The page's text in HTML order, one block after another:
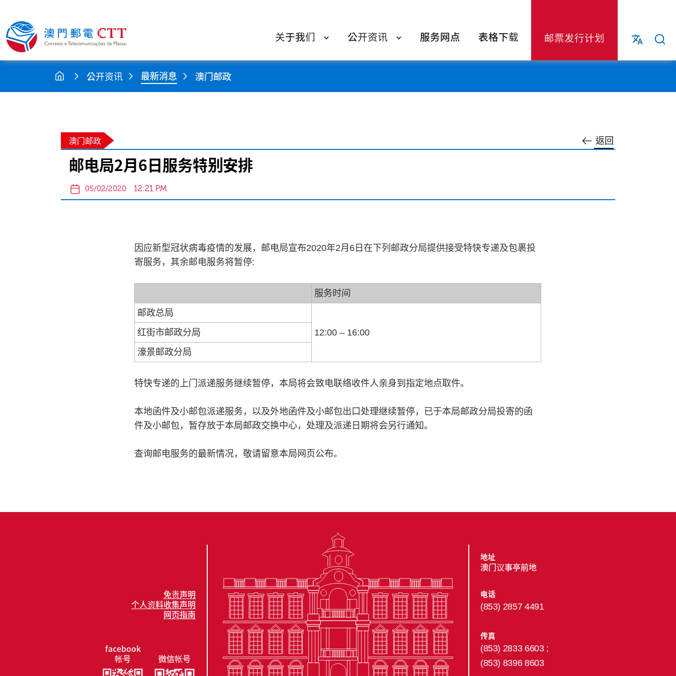
关于我们 公开资讯 服务网点 表格下载 邮票发行计划
公开资讯 最新消息 澳门邮政
返回
澳门邮政
邮电局2月6日服务特别安排
05/02/2020 12:21 PM
因应新型冠状病毒疫情的发展，邮电局宣布2020年2月6日在下列邮政分局提供接受特快专递及包裹投
寄服务，其余邮电服务将暂停:
服务时间
邮政总局
12:00 – 16:00
红街市邮政分局
濠景邮政分局
特快专递的上门派递服务继续暂停，本局将会致电联络收件人亲身到指定地点取件。
本地函件及小邮包派递服务，以及外地函件及小邮包出口处理继续暂停，已于本局邮政分局投寄的函
件及小邮包，暂存放于本局邮政交换中心，处理及派递日期将会另行通知。
查询邮电服务的最新情况，敬请留意本局网页公布。
免责声明
个人资料收集声明
网页指南
facebook
帐号
微信帐号
地址
澳门议事亭前地
电话
(853) 2857 4491
传真
(853) 2833 6603 ;
(853) 8396 8603